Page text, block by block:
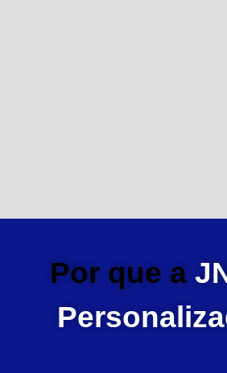
Por que a